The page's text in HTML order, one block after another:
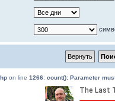
on line 1266: count(): Parameter